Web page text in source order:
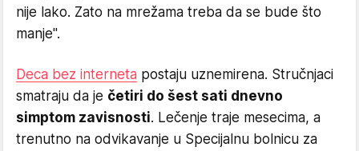
nije lako. Zato na mrežama treba da se bude što
manje".
Deca bez interneta postaju uznemirena. Stručnjaci
smatraju da je četiri do šest sati dnevno
simptom zavisnosti. Lečenje traje mesecima, a
trenutno na odvikavanje u Specijalnu bolnicu za